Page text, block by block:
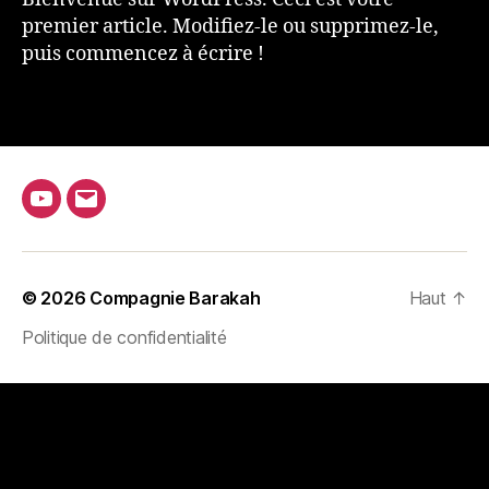
premier article. Modifiez-le ou supprimez-le,
puis commencez à écrire !
Youtube
E-
© 2026 Compagnie Barakah
Politique de confidentialité
Haut ↑